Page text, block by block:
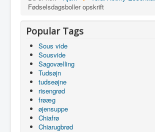
Fødselsdagsboller opskrift
Popular Tags
Sous vide
Sousvide
Sagovælling
Tudsøjn
tudseøjne
risengrød
frøæg
øjensuppe
Chiafrø
Chiarugbrød